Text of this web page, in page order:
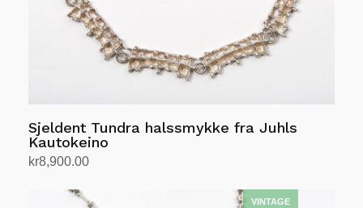
Sjeldent Tundra halssmykke fra Juhls
Kautokeino
kr8,900.00